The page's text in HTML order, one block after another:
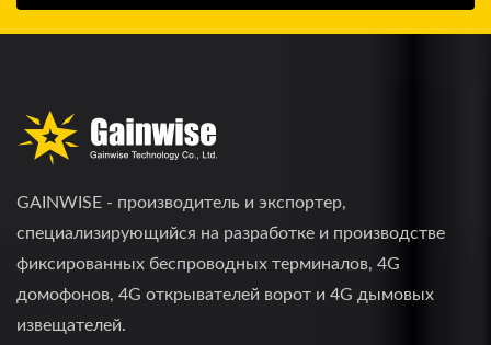
GAINWISE - производитель и экспортер,
специализирующийся на разработке и производстве
фиксированных беспроводных терминалов, 4G
домофонов, 4G открывателей ворот и 4G дымовых
извещателей.